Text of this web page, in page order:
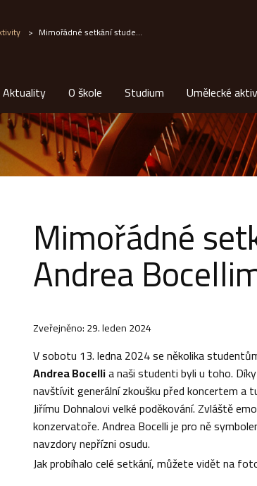
> Mimořádné setkání stude...
Aktuality O škole Studium Umělecké
Mimořádné
Andrea
Zveřejněno: 29. leden 2024
V sobotu 13. ledna 2024 se několika
Andrea Bocellia naši studenti byli u toho.
navštívit generální zkoušku před koncertem
Jiřímu Dohnalovi velké poděkování. Zvláště
konzervatoře. Andrea Bocelli je pro ně
navzdory nepřízni osudu.
Jak probíhalo celé setkání, můžete vidět na